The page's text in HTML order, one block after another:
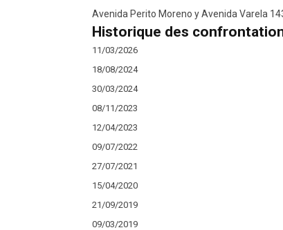
Avenida Perito Moreno y Avenida Varela
Historique des
11/03/2026
18/08/2024
30/03/2024
08/11/2023
12/04/2023
09/07/2022
27/07/2021
15/04/2020
21/09/2019
09/03/2019